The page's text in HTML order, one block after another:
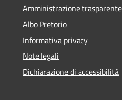
Amministrazione trasparente
Albo Pretorio
Informativa privacy
Note legali
Dichiarazione di accessibilità